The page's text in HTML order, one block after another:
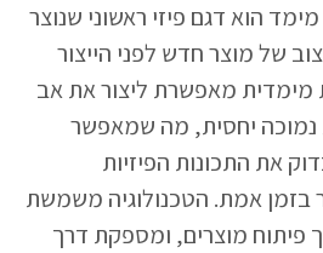
הוא דגם פיזי ראשוני שנוצר
של מוצר חדש לפני הייצור
מימדית מאפשרת ליצור את אב
נמוכה יחסית, מה שמאפשר
את התכונות הפיזיות
בזמן אמת. הטכנולוגיה משמשת
פיתוח מוצרים, ומספקת דרך